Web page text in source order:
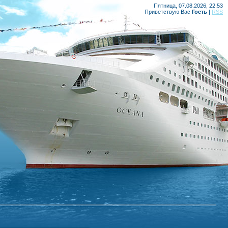
Пятница, 07.08.2026, 22:53
Приветствую Вас Гость | RSS